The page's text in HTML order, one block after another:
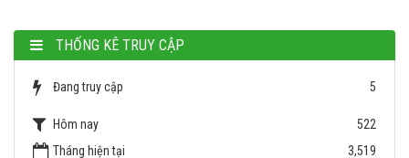
THỐNG KÊ TRUY CẬP
Đang truy cập 5
Hôm nay
522
Tháng hiện tại
3,519